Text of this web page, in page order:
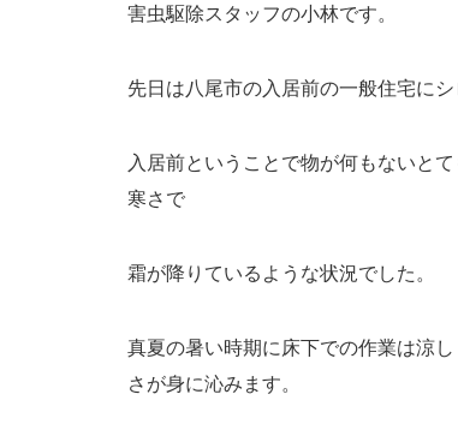
害虫駆除スタッフの小林です。
先日は八尾市の入居前の一般住宅に
入居前ということで物が何もないと
寒さで
霜が降りているような状況でした。
真夏の暑い時期に床下での作業は涼
さが身に沁みます。